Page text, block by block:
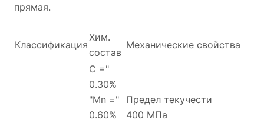
прямая.
Классификация
Хим.
состав
Механические свойства
C ="
0.30%
"Mn ="
0.60%
Предел текучести
400 МПа